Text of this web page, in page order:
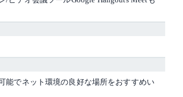
能でネット環境の良好な場所をおすすめい